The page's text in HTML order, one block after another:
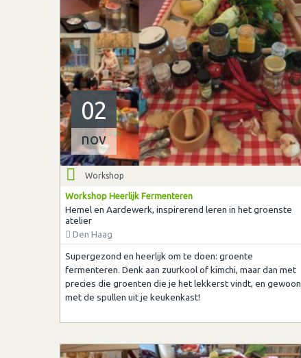
02
nov
Workshop
Workshop Heerlijk Fermenteren
Hemel en Aardewerk, inspirerend leren in het groenste
atelier
Den Haag
Supergezond en heerlijk om te doen: groente
fermenteren. Denk aan zuurkool of kimchi, maar dan met
precies die groenten die je het lekkerst vindt, en gewoon
met de spullen uit je keukenkast!